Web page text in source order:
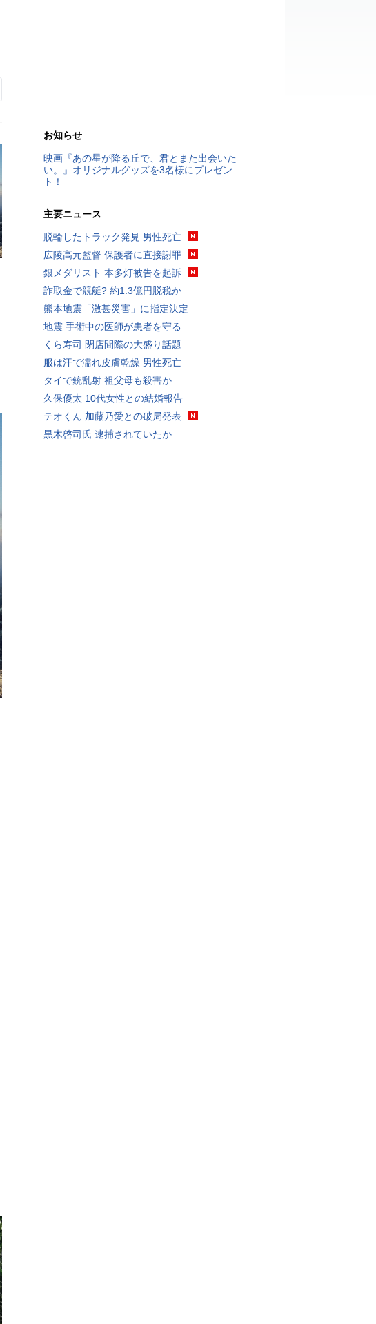
お知らせ
映画『あの星が降る丘で、君とまた出会いた
い。』オリジナルグッズを3名様にプレゼン
ト！
主要ニュース
脱輪したトラック発見 男性死亡
広陵高元監督 保護者に直接謝罪
銀メダリスト 本多灯被告を起訴
詐取金で競艇? 約1.3億円脱税か
熊本地震「激甚災害」に指定決定
地震 手術中の医師が患者を守る
くら寿司 閉店間際の大盛り話題
服は汗で濡れ皮膚乾燥 男性死亡
タイで銃乱射 祖父母も殺害か
久保優太 10代女性との結婚報告
テオくん 加藤乃愛との破局発表
黒木啓司氏 逮捕されていたか